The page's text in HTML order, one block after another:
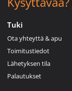
Tuki
Ota yhteyttä & apu
Toimitustiedot
Lähetyksen tila
Palautukset